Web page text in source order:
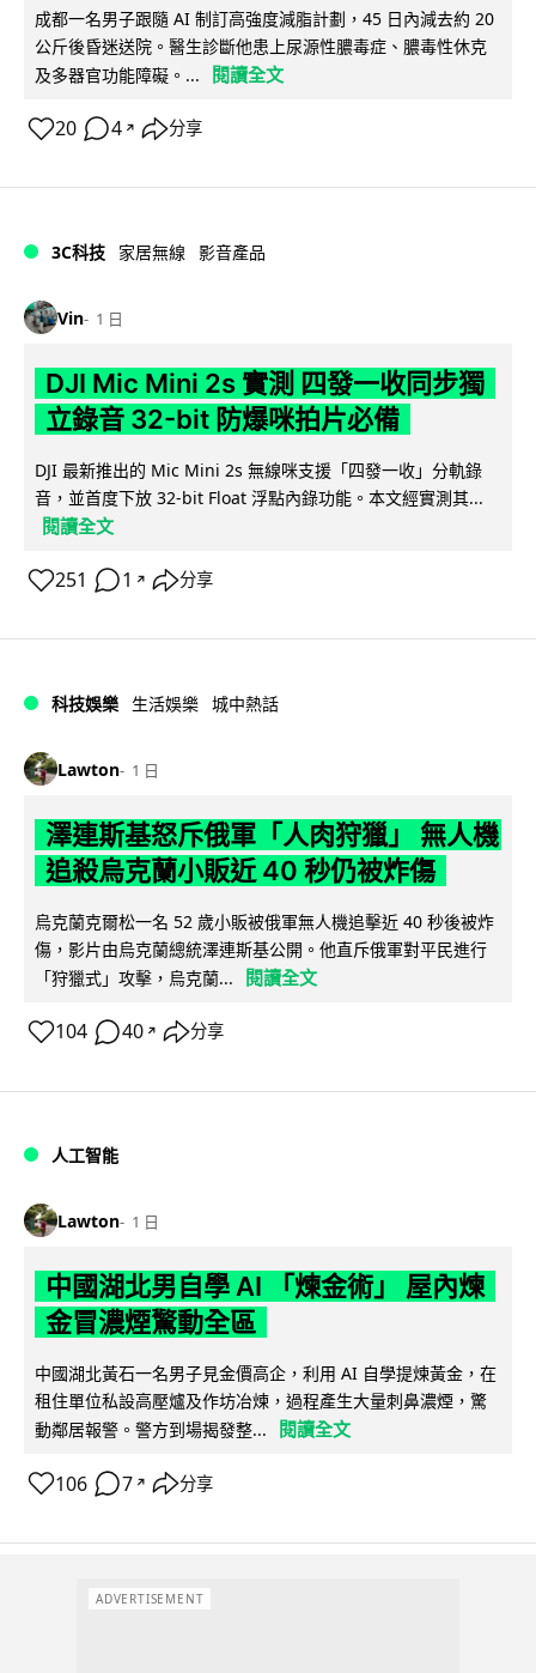
成都一名男子跟隨 AI 制訂高強度減脂計劃，45 日內減去約 20
公斤後昏迷送院。醫生診斷他患上尿源性膿毒症、膿毒性休克
及多器官功能障礙。...
閱讀全文
20 4 ↗ 分享
3C科技 家居無線 影音產品
Vin 1 日
DJI Mic Mini 2s 實測 四發一收同步獨
立錄音 32-bit 防爆咪拍片必備
DJI 最新推出的 Mic Mini 2s 無線咪支援「四發一收」分軌錄
音，並首度下放 32-bit Float 浮點內錄功能。本文經實測其...
閱讀全文
251 1 ↗ 分享
科技娛樂 生活娛樂 城中熱話
Lawton 1 日
澤連斯基怒斥俄軍「人肉狩獵」 無人機
追殺烏克蘭小販近 40 秒仍被炸傷
烏克蘭克爾松一名 52 歲小販被俄軍無人機追擊近 40 秒後被炸
傷，影片由烏克蘭總統澤連斯基公開。他直斥俄軍對平民進行
「狩獵式」攻擊，烏克蘭...
閱讀全文
104 40 ↗ 分享
人工智能
Lawton 1 日
中國湖北男自學 AI 「煉金術」 屋內煉
金冒濃煙驚動全區
中國湖北黃石一名男子見金價高企，利用 AI 自學提煉黃金，在
租住單位私設高壓爐及作坊冶煉，過程產生大量刺鼻濃煙，驚
動鄰居報警。警方到場揭發整...
閱讀全文
106 7 ↗ 分享
ADVERTISEMENT